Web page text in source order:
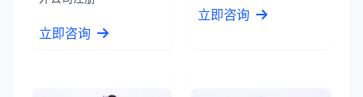
立即咨询
立即咨询